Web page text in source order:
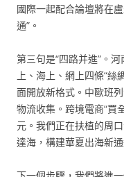
國際一起配合論壇將在
通”。
第三句是“四路并進”。
上、海上、網上四條“絲
面開放新格式。中歐班
物流收集。跨境電商“買
元。我們正在扶植的周
達海，構建華夏出海新通